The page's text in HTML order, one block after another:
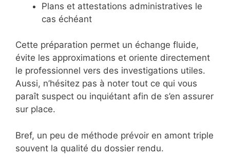
Plans et attestations administratives le
cas échéant
Cette préparation permet un échange fluide,
évite les approximations et oriente directement
le professionnel vers des investigations utiles.
Aussi, n’hésitez pas à noter tout ce qui vous
paraît suspect ou inquiétant afin de s’en assurer
sur place.
Bref, un peu de méthode prévoir en amont triple
souvent la qualité du dossier rendu.